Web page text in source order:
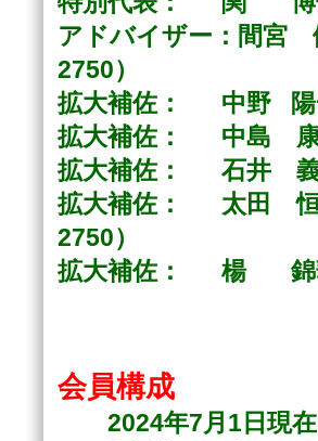
アドバイザー：間宮
2750）
拡大補佐： 中野 陽
拡大補佐： 中島 康
拡大補佐： 石井 義
拡大補佐： 太田 恒
2750）
拡大補佐： 楊 錦
会員構成
2024年7月1日現在